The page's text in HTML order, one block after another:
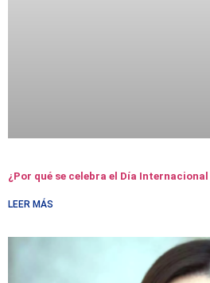
¿Por qué se celebra el Día
LEER MÁS